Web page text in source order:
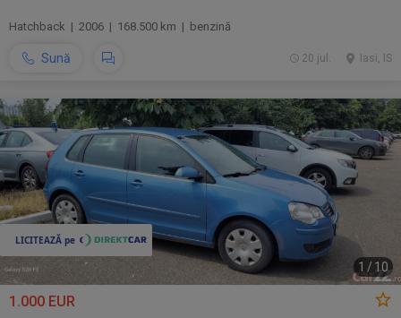
Hatchback | 2006 | 168.500 km | benzină
Sună Iasi, IS
20 jul.
1 / 10
1.000 EUR